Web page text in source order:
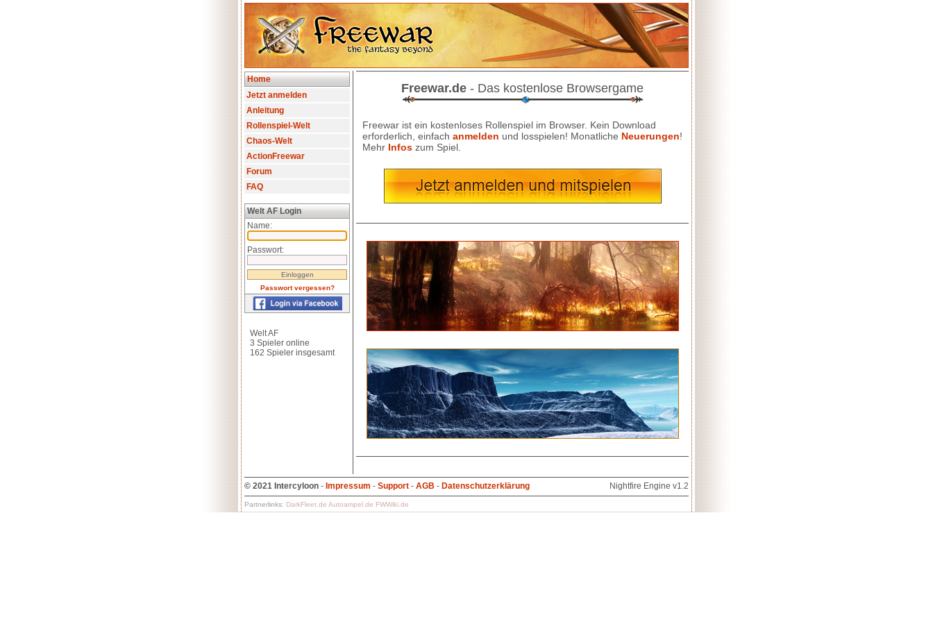
Home
Jetzt anmelden
Anleitung
Rollenspiel-Welt
Chaos-Welt
ActionFreewar
Forum
FAQ
Welt AF Login
Name:
Passwort:
Passwort vergessen?
Freewar.de - Das kostenlose Browsergame
Freewar ist ein kostenloses Rollenspiel im Browser. Kein Download
erforderlich, einfach anmelden und losspielen! Monatliche Neuerungen!
Mehr Infos zum Spiel.
© 2021 Intercyloon - Impressum - Support - AGB - Datenschutzerklärung Nightfire Engine v1.2
Partnerlinks: DarkFleet.de Autoampel.de FWWiki.de